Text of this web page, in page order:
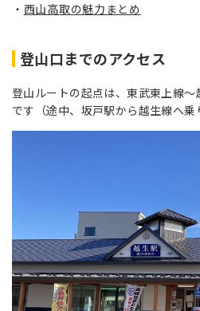
西山高取の魅力まとめ
登山口までのアクセス
登山ルートの起点は、東武東上線
です（途中、坂戸駅から越生線へ乗